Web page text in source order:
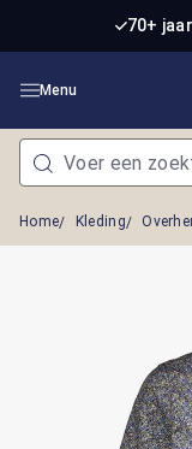
Ga naar de 70+
Menu
Home Kleding